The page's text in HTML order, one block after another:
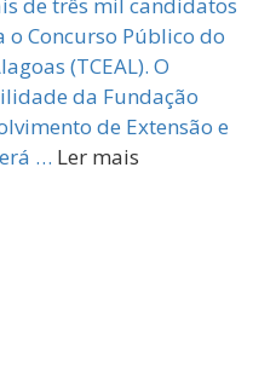
o Concurso Público do
(TCEAL). O
da Fundação
de Extensão e
… Ler mais